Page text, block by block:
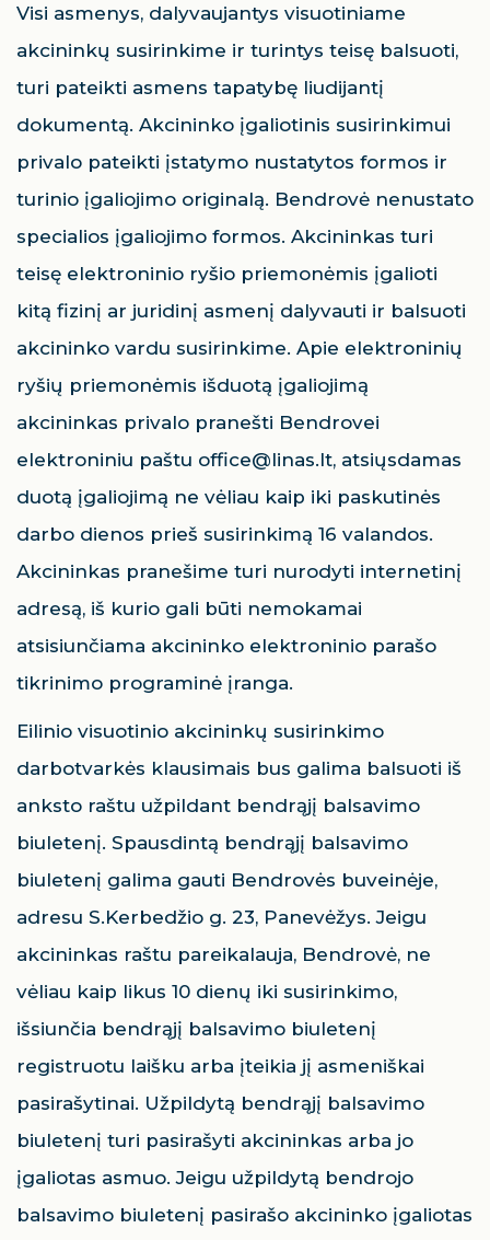
Visi asmenys, dalyvaujantys visuotiniame
akcininkų susirinkime ir turintys teisę balsuoti,
turi pateikti asmens tapatybę liudijantį
dokumentą. Akcininko įgaliotinis susirinkimui
privalo pateikti įstatymo nustatytos formos ir
turinio įgaliojimo originalą. Bendrovė nenustato
specialios įgaliojimo formos. Akcininkas turi
teisę elektroninio ryšio priemonėmis įgalioti
kitą fizinį ar juridinį asmenį dalyvauti ir balsuoti
akcininko vardu susirinkime. Apie elektroninių
ryšių priemonėmis išduotą įgaliojimą
akcininkas privalo pranešti Bendrovei
elektroniniu paštu office@linas.lt, atsiųsdamas
duotą įgaliojimą ne vėliau kaip iki paskutinės
darbo dienos prieš susirinkimą 16 valandos.
Akcininkas pranešime turi nurodyti internetinį
adresą, iš kurio gali būti nemokamai
atsisiunčiama akcininko elektroninio parašo
tikrinimo programinė įranga.
Eilinio visuotinio akcininkų susirinkimo
darbotvarkės klausimais bus galima balsuoti iš
anksto raštu užpildant bendrąjį balsavimo
biuletenį. Spausdintą bendrąjį balsavimo
biuletenį galima gauti Bendrovės buveinėje,
adresu S.Kerbedžio g. 23, Panevėžys. Jeigu
akcininkas raštu pareikalauja, Bendrovė, ne
vėliau kaip likus 10 dienų iki susirinkimo,
išsiunčia bendrąjį balsavimo biuletenį
registruotu laišku arba įteikia jį asmeniškai
pasirašytinai. Užpildytą bendrąjį balsavimo
biuletenį turi pasirašyti akcininkas arba jo
įgaliotas asmuo. Jeigu užpildytą bendrojo
balsavimo biuletenį pasirašo akcininko įgaliotas